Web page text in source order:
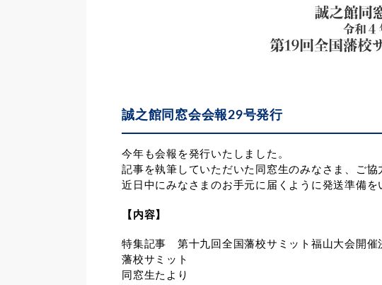
誠之館同窓会会報29号発行
今年も会報を発行いたしました。
記事を執筆していただいた同窓生のみなさま、ご協
近日中にみなさまのお手元に届くように発送準備
【内容】
特集記事 第十九回全国藩校サミット福山大会開催
藩校サミット
同窓生たより